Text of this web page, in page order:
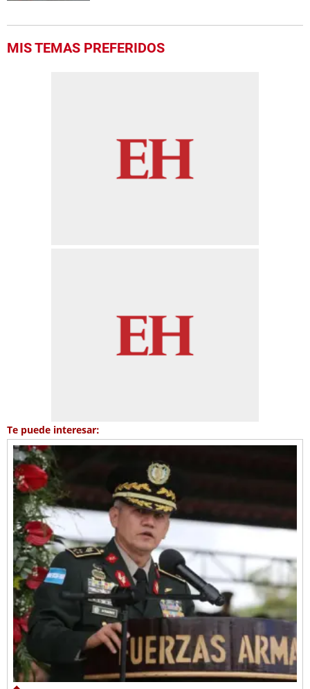
MIS TEMAS PREFERIDOS
Te puede interesar: